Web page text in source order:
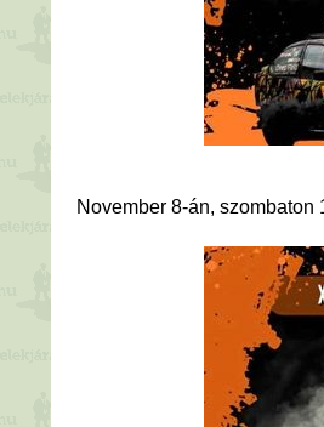
November 8-án,